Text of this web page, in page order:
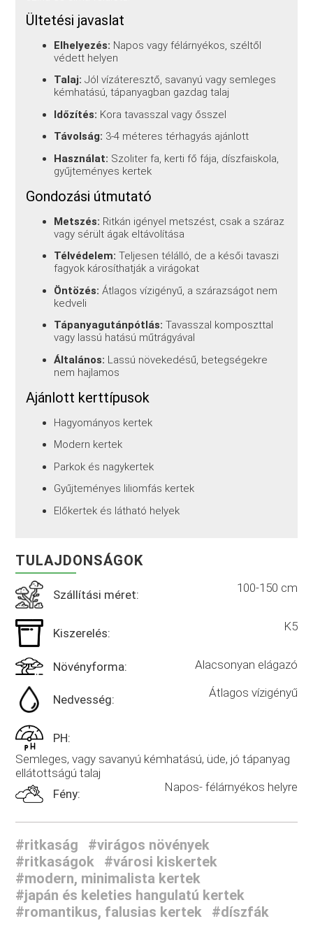
Ültetési javaslat
Elhelyezés: Napos vagy félárnyékos, széltől
védett helyen
Talaj: Jól vízáteresztő, savanyú vagy semleges
kémhatású, tápanyagban gazdag talaj
Időzítés: Kora tavasszal vagy ősszel
Távolság: 3-4 méteres térhagyás ajánlott
Használat: Szoliter fa, kerti fő fája, díszfaiskola,
gyűjteményes kertek
Gondozási útmutató
Metszés: Ritkán igényel metszést, csak a száraz
vagy sérült ágak eltávolítása
Télvédelem: Teljesen télálló, de a késői tavaszi
fagyok károsíthatják a virágokat
Öntözés: Átlagos vízigényű, a szárazságot nem
kedveli
Tápanyagutánpótlás: Tavasszal komposzttal
vagy lassú hatású műtrágyával
Általános: Lassú növekedésű, betegségekre
nem hajlamos
Ajánlott kerttípusok
Hagyományos kertek
Modern kertek
Parkok és nagykertek
Gyűjteményes liliomfás kertek
Előkertek és látható helyek
TULAJDONSÁGOK
Szállítási méret: 100-150 cm
Kiszerelés: K5
Növényforma: Alacsonyan elágazó
Nedvesség: Átlagos vízigényű
PH:
Semleges, vagy savanyú kémhatású, üde, jó tápanyag
ellátottságú talaj
Fény:
Napos- félárnyékos helyre
#ritkaság
#virágos növények
#ritkaságok
#városi kiskertek
#modern, minimalista kertek
#japán és keleties hangulatú kertek
#romantikus, falusias kertek
#díszfák